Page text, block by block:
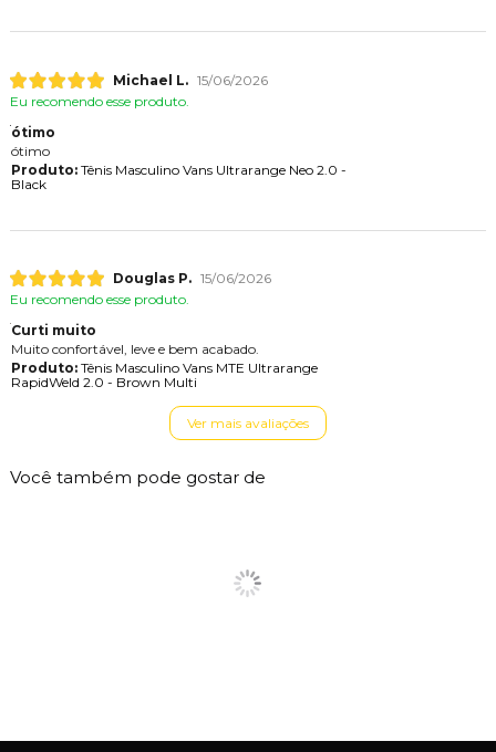
Michael L. 15/06/2026
Eu recomendo esse produto.
ótimo
ótimo
Produto:Tênis Masculino Vans Ultrarange Neo 2.0 -
Black
Douglas P. 15/06/2026
Eu recomendo esse produto.
Curti muito
Muito confortável, leve e bem acabado.
Produto:Tênis Masculino Vans MTE Ultrarange
RapidWeld 2.0 - Brown Multi
Ver mais avaliações
Você também pode gostar de